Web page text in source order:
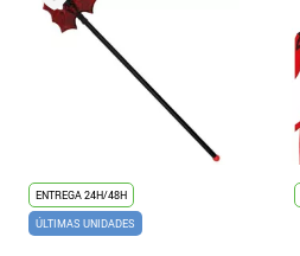
ENTREGA 24H/48H
ÚLTIMAS UNIDADES